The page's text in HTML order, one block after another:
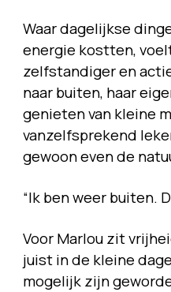
Waar dagelijkse
energie kostten,
zelfstandiger en
naar buiten, haar
genieten van kleine
vanzelfsprekend
gewoon even de
“Ik ben weer buiten.
Voor Marlou zit
juist in de kleine
mogelijk zijn